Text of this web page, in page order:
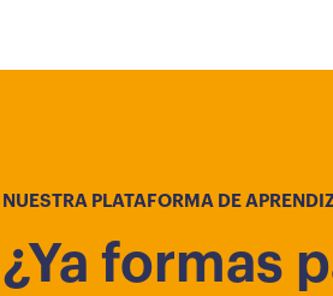
NUESTRA PLATAFORMA DE
¿Ya formas